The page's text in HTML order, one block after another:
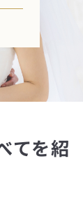
てを紹